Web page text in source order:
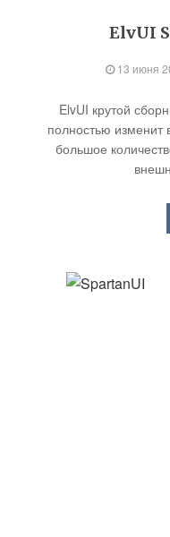
ElvUI
13 июня
ElvUI крутой
полностью
большое